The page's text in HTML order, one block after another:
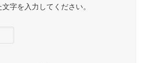
字を入力してください。